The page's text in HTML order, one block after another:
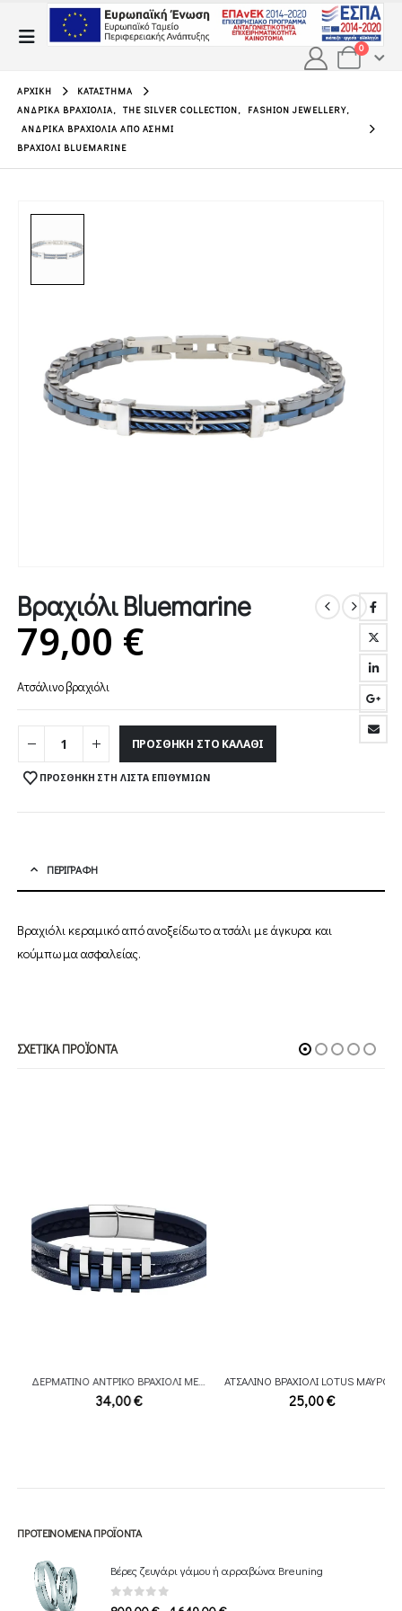
0
ΑΡΧΙΚΉ
ΚΑΤΆΣΤΗΜΑ
ΑΝΔΡΙΚΆ ΒΡΑΧΙΌΛΙΑ, THE SILVER COLLECTION, FASHION JEWELLERY,
ΑΝΔΡΙΚΆ ΒΡΑΧΙΌΛΙΑ ΑΠΌ ΑΣΉΜΙ
ΒΡΑΧΙΌΛΙ BLUEMARINE
Βραχιόλι Bluemarine
79,00 €
Ατσάλινο βραχιόλι
ΠΡΟΣΘΉΚΗ ΣΤΟ ΚΑΛΆΘΙ
ΠΡΟΣΘΉΚΗ ΣΤΗ ΛΊΣΤΑ ΕΠΙΘΥΜΙΏΝ
ΠΕΡΙΓΡΑΦΉ
Βραχιόλι κεραμικό από ανοξείδωτο ατσάλι με άγκυρα και
κούμπωμα ασφαλείας.
ΣΧΕΤΙΚΆ ΠΡΟΪΌΝΤΑ
ΔΕΡΜΑΤΙΝΟ ΑΝΤΡΙΚΟ ΒΡΑΧΙΟΛΙ ΜΕ ΑΤΣΑΛΙΝΗ ΛΕΠΤΟΜΕΡΕΙΑ LS1838-2/2
34,00€
ΑΤΣΑΛΙΝΟ ΒΡΑΧΙΟΛΙ LOTUS ΜΑΥΡΟ LS2366-2/3
25,00€
ΠΡΟΤΕΙΝΌΜΕΝΑ ΠΡΟΪΌΝΤΑ
Βέρες ζευγάρι γάμου ή αρραβώνα Breuning
809,00€ 1.649,00€Price